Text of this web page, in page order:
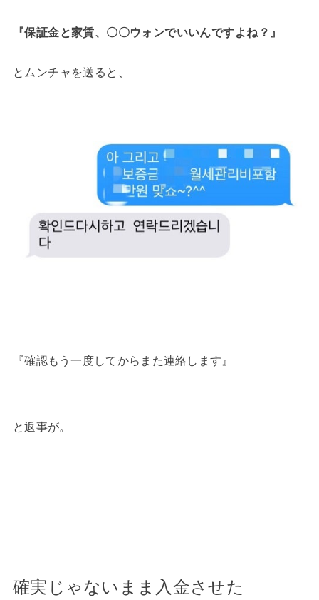
『保証金と家賃、〇〇ウォンでいいんですよね？』
とムンチャを送ると、
『確認もう一度してからまた連絡します』
と返事が。
確実じゃないまま入金させた